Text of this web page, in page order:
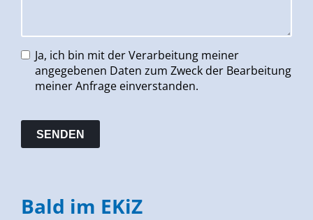
Ja, ich bin mit der Verarbeitung meiner
angegebenen Daten zum Zweck der Bearbeitung
meiner Anfrage einverstanden.
Bald im EKiZ